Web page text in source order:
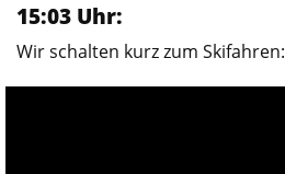
15:03 Uhr:
Wir schalten kurz zum Skifahren: